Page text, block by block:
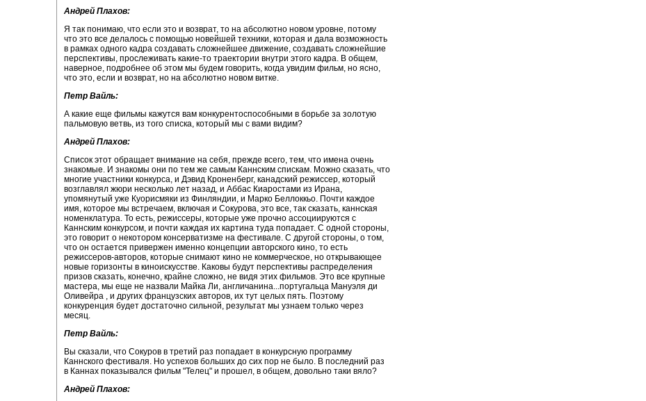
Андрей Плахов:
Я так понимаю, что если это и возврат, то на абсолютно новом уровне, потому
что это все делалось с помощью новейшей техники, которая и дала возможность
в рамках одного кадра создавать сложнейшее движение, создавать сложнейшие
перспективы, прослеживать какие-то траектории внутри этого кадра. В общем,
наверное, подробнее об этом мы будем говорить, когда увидим фильм, но ясно,
что это, если и возврат, но на абсолютно новом витке.
Петр Вайль:
А какие еще фильмы кажутся вам конкурентоспособными в борьбе за золотую
пальмовую ветвь, из того списка, который мы с вами видим?
Андрей Плахов:
Список этот обращает внимание на себя, прежде всего, тем, что имена очень
знакомые. И знакомы они по тем же самым Каннским спискам. Можно сказать, что
многие участники конкурса, и Дэвид Кроненберг, канадский режиссер, который
возглавлял жюри несколько лет назад, и Аббас Киаростами из Ирана,
упомянутый уже Куорисмяки из Финляндии, и Марко Беллоккьо. Почти каждое
имя, которое мы встречаем, включая и Сокурова, это все, так сказать, каннская
номенклатура. То есть, режиссеры, которые уже прочно ассоциируются с
Каннским конкурсом, и почти каждая их картина туда попадает. С одной стороны,
это говорит о некотором консерватизме на фестивале. С другой стороны, о том,
что он остается привержен именно концепции авторского кино, то есть
режиссеров-авторов, которые снимают кино не коммерческое, но открывающее
новые горизонты в киноискусстве. Каковы будут перспективы распределения
призов сказать, конечно, крайне сложно, не видя этих фильмов. Это все крупные
мастера, мы еще не назвали Майка Ли, англичанина...португальца Мануэля ди
Оливейра , и других французских авторов, их тут целых пять. Поэтому
конкуренция будет достаточно сильной, результат мы узнаем только через
месяц.
Петр Вайль:
Вы сказали, что Сокуров в третий раз попадает в конкурсную программу
Каннского фестиваля. Но успехов больших до сих пор не было. В последний раз
в Каннах показывался фильм "Телец" и прошел, в общем, довольно таки вяло?
Андрей Плахов: